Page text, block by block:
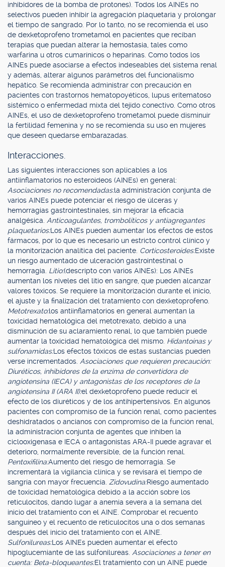
inhibidores de la bomba de protones). Todos los AINEs no
selectivos pueden inhibir la agregación plaquetaria y prolongar
el tiempo de sangrado. Por lo tanto, no se recomienda el uso
de dexketoprofeno trometamol en pacientes que reciban
terapias que puedan alterar la hemostasia, tales como
warfarina u otros cumarínicos o heparinas. Como todos los
AINEs puede asociarse a efectos indeseables del sistema renal
y además, alterar algunos parámetros del funcionalismo
hepático. Se recomienda administrar con precaución en
pacientes con trastornos hematopoyéticos, lupus eritematoso
sistémico o enfermedad mixta del tejido conectivo. Como otros
AINEs, el uso de dexketoprofeno trometamol puede disminuir
la fertilidad femenina y no se recomienda su uso en mujeres
que deseen quedarse embarazadas.
Interacciones.
Las siguientes interacciones son aplicables a los
antiinflamatorios no esteroideos (AINEs) en general:
Asociaciones no recomendadas:la administración conjunta de
varios AINEs puede potenciar el riesgo de úlceras y
hemorragias gastrointestinales, sin mejorar la eficacia
analgésica. Anticoagulantes, trombolíticos y antiagregantes
plaquetarios:Los AINEs pueden aumentar los efectos de estos
fármacos, por lo que es necesario un estricto control clínico y
la monitorización analítica del paciente. Corticosteroides:Existe
un riesgo aumentado de ulceración gastrointestinal o
hemorragia. Litio:(descripto con varios AINEs): Los AINEs
aumentan los niveles del litio en sangre, que pueden alcanzar
valores tóxicos. Se requiere la monitorización durante el inicio,
el ajuste y la finalización del tratamiento con dexketoprofeno.
Metotrexato:los antiinflamatorios en general aumentan la
toxicidad hematológica del metotrexato, debido a una
disminución de su aclaramiento renal, lo que también puede
aumentar la toxicidad hematológica del mismo. Hidantoínas y
sulfonamidas:Los efectos tóxicos de estas sustancias pueden
verse incrementados. Asociaciones que requieren precaución:
Diuréticos, inhibidores de la enzima de convertidora de
angiotensina (IECA) y antagonistas de los receptores de la
angiotensina II (ARA II):el dexketoprofeno puede reducir el
efecto de los diuréticos y de los antihipertensivos. En algunos
pacientes con compromiso de la función renal, como pacientes
deshidratados o ancianos con compromiso de la función renal,
la administración conjunta de agentes que inhiben la
ciclooxigenasa e IECA o antagonistas ARA-II puede agravar el
deterioro, normalmente reversible, de la función renal.
Pentoxifilina:Aumento del riesgo de hemorragia. Se
incrementará la vigilancia clínica y se revisará el tiempo de
sangría con mayor frecuencia. Zidovudina:Riesgo aumentado
de toxicidad hematológica debido a la acción sobre los
reticulocitos, dando lugar a anemia severa a la semana del
inicio del tratamiento con el AINE. Comprobar el recuento
sanguíneo y el recuento de reticulocitos una o dos semanas
después del inicio del tratamiento con el AINE.
Sulfonilureas:Los AINEs pueden aumentar el efecto
hipoglucemiante de las sulfonilureas. Asociaciones a tener en
cuenta: Beta-bloqueantes:El tratamiento con un AINE puede